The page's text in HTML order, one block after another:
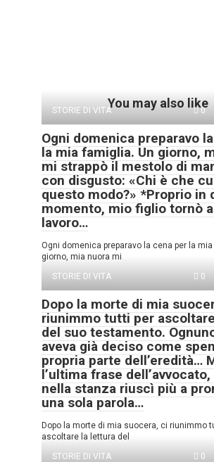
You may also like
STORIE DI VITA 0
Ogni domenica preparavo
la mia famiglia. Un giorno,
mi strappò il mestolo di
con disgusto: «Chi è che
questo modo?» *Proprio in
momento, mio figlio tornò
lavoro…
Ogni domenica preparavo la cena per la
giorno, mia nuora mi
STORIE DI VITA
0
Dopo la morte di mia
riunimmo tutti per
del suo testamento.
aveva già deciso come
propria parte dell’eredità…
l’ultima frase
nella stanza riuscì più a
una sola parola…
Dopo la morte di mia suocera, ci riunimmo
ascoltare la lettura del
STORIE DI VITA
0